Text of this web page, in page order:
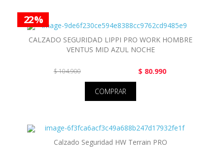
22 %
CALZADO SEGURIDAD LIPPI PRO WORK HOMBRE
VENTUS MID AZUL NOCHE
$ 104.900 $ 80.990
COMPRAR
Calzado Seguridad HW Terrain PRO